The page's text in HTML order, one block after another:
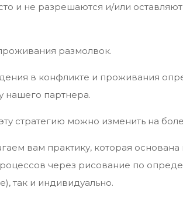
и не разрешаются и/или
размолвок.
в конфликте и проживания
нашего партнера.
стратегию можно изменить на
вам практику, которая
через рисование по
так и индивидуально.